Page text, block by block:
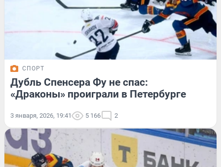
СПОРТ
Дубль Спенсера Фу не спас:
«Драконы» проиграли в Петербурге
3 января, 2026, 19:41 5 166 2